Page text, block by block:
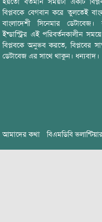
বিপ্লবকে বেগবান করে তুলতেই
বাংলাদেশী সিনেমার ডেটাবেজ।
ইন্ডাস্ট্রির এই পরিবর্তনকালীন সময়ে
বিপ্লবকে অনুভব করতে, বিপ্লবের
ডেটাবেজ এর সাথে থাকুন। ধন্যবাদ।
আমাদের কথা বিএমডিবি